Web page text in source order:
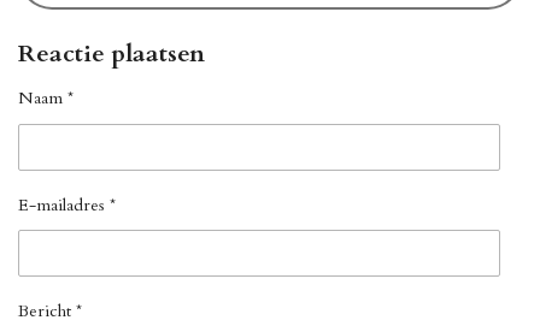
Reactie plaatsen
Naam *
E-mailadres *
Bericht *